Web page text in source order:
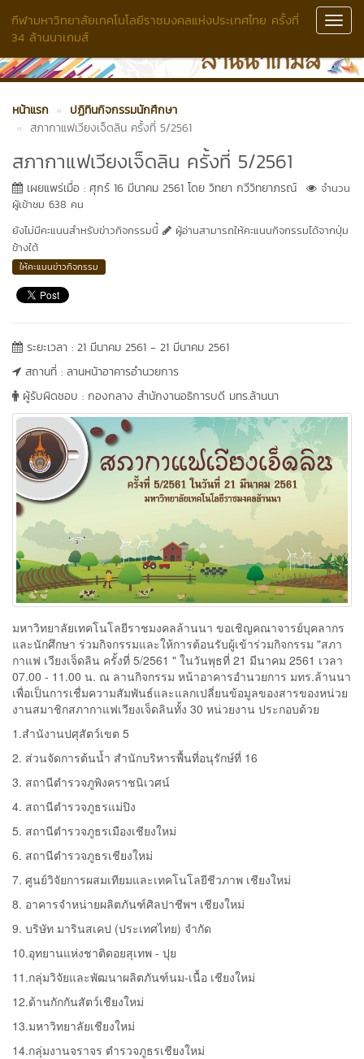
กีฬามหาวิทยาลัยเทคโนโลยีราชมงคลแห่งประเทศไทย ครั้งที่
34 ล้านนาเกมส์
หน้าแรก
ปฏิทินกิจกรรมนักศึกษา
สภากาแฟเวียงเจ็ดลิน ครั้งที่ 5/2561
สภากาแฟเวียงเจ็ดลิน ครั้งที่ 5/2561
เผยแพร่เมื่อ : ศุกร์ 16 มีนาคม 2561 โดย วิทยา กวีวิทยาภรณ์
จำนวน
ผู้เข้าชม 638 คน
ยังไม่มีคะแนนสำหรับข่าวกิจกรรมนี้
ผู้อ่านสามารถให้คะแนนกิจกรรมได้จากปุ่ม
ข้างใต้
ให้คะแนนข่าวกิจกรรม
ระยะเวลา : 21 มีนาคม 2561 - 21 มีนาคม 2561
สถานที่ : ลานหน้าอาคารอำนวยการ
ผู้รับผิดชอบ : กองกลาง สำนักงานอธิการบดี มทร.ล้านนา
มหาวิทยาลัยเทคโนโลยีราชมงคลล้านนา ขอเชิญคณาจารย์บุคลากร
และนักศึกษา ร่วมกิจกรรมและให้การต้อนรับผู้เข้าร่วมกิจกรรม "สภา
กาแฟ เวียงเจ็ดลิน ครั้งที่ 5/2561 " ในวันพุธที่ 21 มีนาคม 2561 เวลา
07.00 - 11.00 น. ณ ลานกิจกรรม หน้าอาคารอำนวยการ มทร.ล้านนา
เพื่อเป็นการเชื่มความสัมพันธ์และแลกเปลี่ยนข้อมูลของสารของหน่วย
งานสมาชิกสภากาแฟเวียงเจ็ดลินทั้ง 30 หน่วยงาน ประกอบด้วย
1.สำนังานปศุสัตว์เขต 5
2. ส่วนจัดการต้นน้ำ สำนักบริหารพื้นที่อนุรักษ์ที่ 16
3. สถานีตำรวจภูพิงคราชนิเวศน์
4. สถานีตำรวจภูธรแม่ปิง
5. สถานีตำรวจภูธรเมืองเชียงใหม่
6. สถานีตำรวจภูธรเชียงใหม่
7. ศูนย์วิจัยการผสมเทียมและเทคโนโลยีชีวภาพ เชียงใหม่
8. อาคารจำหน่ายผลิตภันฑ์ศิลปาชีพฯ เชียงใหม่
9. บริษัท มารินสเคป (ประเทศไทย) จำกัด
10.อุทยานแห่งชาติดอยสุเทพ - ปุย
11.กลุ่มวิจัยและพัฒนาผลิตภันฑ์นม-เนื้อ เชียงใหม่
12.ด้านกักกันสัตว์เชียงใหม่
13.มหาวิทยาลัยเชียงใหม่
14.กลุ่มงานจราจร ตำรวจภูธรเชียงใหม่